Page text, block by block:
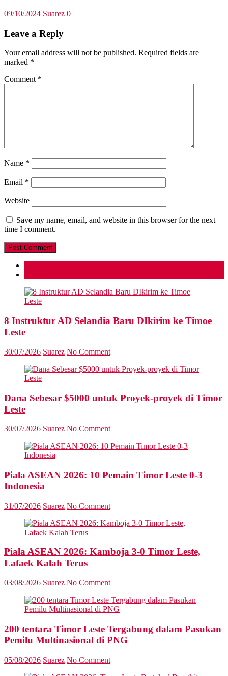
09/10/2024 Suarez 0
Leave a Reply
Your email address will not be published. Required fields are
marked *
Comment *
Name *
Email *
Website
Save my name, email, and website in this browser for the next
time I comment.
8 Instruktur AD Selandia Baru DIkirim ke Timoe
Leste
30/07/2026 Suarez No Comment
Dana Sebesar $5000 untuk Proyek-proyek di Timor
Leste
30/07/2026 Suarez No Comment
Piala ASEAN 2026: 10 Pemain Timor Leste 0-3
Indonesia
31/07/2026 Suarez No Comment
Piala ASEAN 2026: Kamboja 3-0 Timor Leste,
Lafaek Kalah Terus
03/08/2026 Suarez No Comment
200 tentara Timor Leste Tergabung dalam Pasukan
Pemilu Multinasional di PNG
05/08/2026 Suarez No Comment